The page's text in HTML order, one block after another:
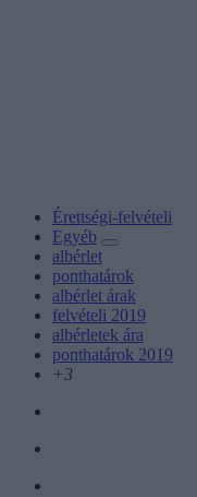
Érettségi-felvételi
Egyéb
albérlet
ponthatárok
albérlet árak
felvételi 2019
albérletek ára
ponthatárok 2019
+3